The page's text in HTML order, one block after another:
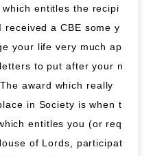
entitles the recipi
received a CBE some y
your life very much ap
to put after your n
award which really
in Society is when t
entitles you (or req
of Lords, participat